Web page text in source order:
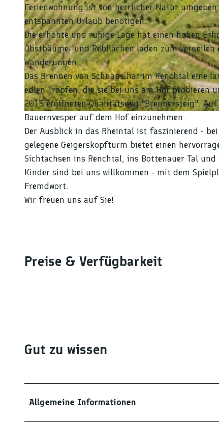
© tomas
Ferienwohnung ist von herrlicher Natur
entspannten Urlaub benötigen.
Die erhöhte und ruhige Lage hat einen hohen
Obstbäume- und Rebflächen laden zum
Wanderungen.
Das Brennen von Schnaps hat im Renchtal eine
edlen Tropfen, die sie bei uns am Hof probieren
2015 eröffneten Qualitätsweg "Brennersteig".
Bauernvesper auf dem Hof einzunehmen.
Der Ausblick in das Rheintal ist faszinierend -
gelegene Geigerskopfturm bietet einen
Sichtachsen ins Renchtal, ins Bottenauer Tal
Kinder sind bei uns willkommen - mit dem
Fremdwort.
Wir freuen uns auf Sie!
Preise & Verfügbarkeit
Gut zu wissen
Allgemeine Informationen